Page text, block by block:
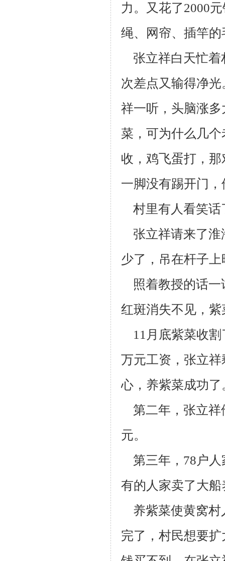
力。又花了2000
绳、网帘、插竿
张立祥白天忙着
次差点又输得净
祥一听，头脑涨
菜，可为什么几个
收，鸡飞蛋打，那
一脚没有踢开门
村里有人看笑话
张立祥请来了淮
少了，吊在杆子
照着教授的话一
红斑消失不见，
11月底紫菜收割
万元工资，张立
心，养紫菜成功了
第二年，张立祥
元。
第三年，78户人
有的人家卖了大
养紫菜使黄窝村
完了，村民想要